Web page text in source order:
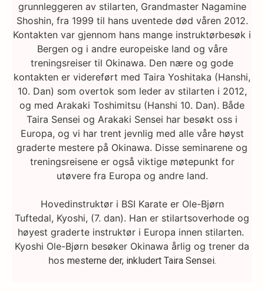
grunnleggeren av stilarten, Grandmaster Nagamine
Shoshin, fra 1999 til hans uventede død våren 2012.
Kontakten var gjennom hans mange instruktørbesøk i
Bergen og i andre europeiske land og våre
treningsreiser til Okinawa. Den nære og gode
kontakten er videreført med Taira Yoshitaka (Hanshi,
10. Dan) som overtok som leder av stilarten i 2012,
og med Arakaki Toshimitsu (Hanshi 10. Dan). Både
Taira Sensei og Arakaki Sensei har besøkt oss i
Europa, og vi har trent jevnlig med alle våre høyst
graderte mestere på Okinawa. Disse seminarene og
treningsreisene er også viktige møtepunkt for
utøvere fra Europa og andre land.
Hovedinstruktør i BSI Karate er Ole-Bjørn
Tuftedal, Kyoshi, (7. dan). Han er stilartsoverhode og
høyest graderte instruktør i Europa innen stilarten.
Kyoshi Ole-Bjørn besøker Okinawa årlig og trener da
hos mesterne der, inkludert Taira Sensei.